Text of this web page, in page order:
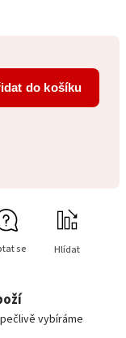
do košíku
se Hlídat
vybíráme